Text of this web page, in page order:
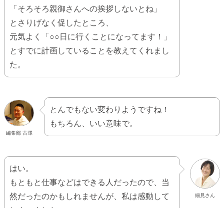
「そろそろ親御さんへの挨拶しないとね」
とさりげなく促したところ、
元気よく「○○日に行くことになってます！」
とすでに計画していることを教えてくれまし
た。
編集部 古澤
とんでもない変わりようですね！
もちろん、いい意味で。
細見さん
はい。
もともと仕事などはできる人だったので、当
然だったのかもしれませんが、私は感動して